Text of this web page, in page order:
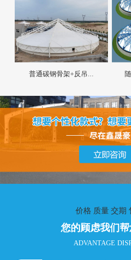
普通碳钢骨架+反吊...
价格 质量 交期
您的顾虑我们
ADVANTAGE